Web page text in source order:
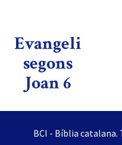
Evangeli
segons
Joan 6
BCI - Bíblia